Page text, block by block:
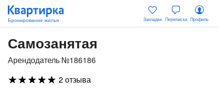
Закладки Переписка Профиль
Самозанятая
Арендодатель №186186
2 отзыва